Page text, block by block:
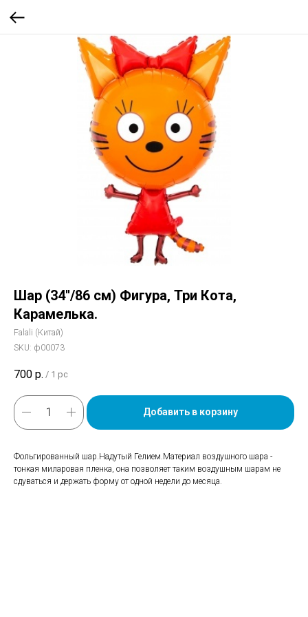
Шар (34''/86 см) Фигура, Три Кота,
Карамелька.
Falali (Китай)
SKU: ф00073
700 р. / 1 pc
Добавить в корзину
Фольгированный шар.Надутый Гелием.Материал воздушного шара -
тонкая миларовая пленка, она позволяет таким воздушным шарам не
сдуваться и держать форму от одной недели до месяца.